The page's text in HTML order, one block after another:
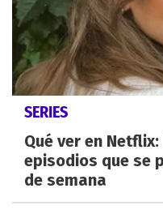
SERIES
Qué ver en
episodios que se
de semana